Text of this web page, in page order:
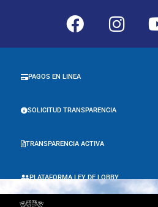
PLATAFORMA LEY DE LOBBY
TRANSPARENCIA ACTIVA
SOLICITUD TRANSPARENCIA
PAGOS EN LINEA